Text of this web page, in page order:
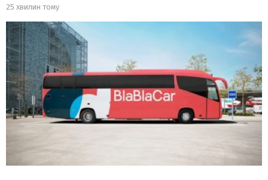
25 хвилин тому